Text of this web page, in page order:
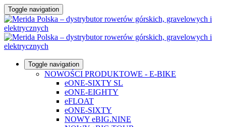
Toggle navigation
Toggle navigation
NOWOŚCI PRODUKTOWE - E-BIKE
eONE-SIXTY SL
eONE-EIGHTY
eFLOAT
eONE-SIXTY
NOWY eBIG.NINE